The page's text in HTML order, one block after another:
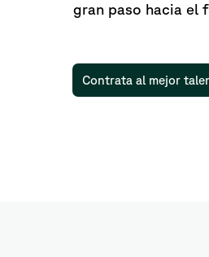
gran paso hacia el
Contrata al mejor